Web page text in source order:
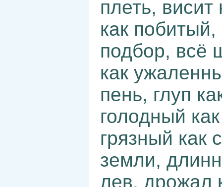
плеть,
как побитый,
подбор, всё
как
пень, глуп
голодный
грязный как
земли,
лев, дрожал